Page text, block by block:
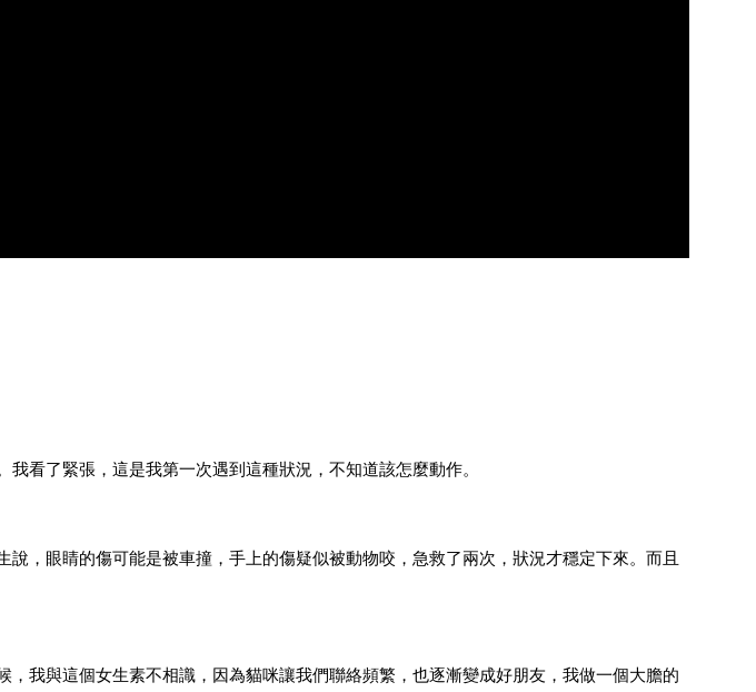
看了緊張，這是我第一次遇到這種狀況，不知道該怎麼動作。
，眼睛的傷可能是被車撞，手上的傷疑似被動物咬，急救了兩次，狀況才穩定下來。而且
我與這個女生素不相識，因為貓咪讓我們聯絡頻繁，也逐漸變成好朋友，我做一個大膽的